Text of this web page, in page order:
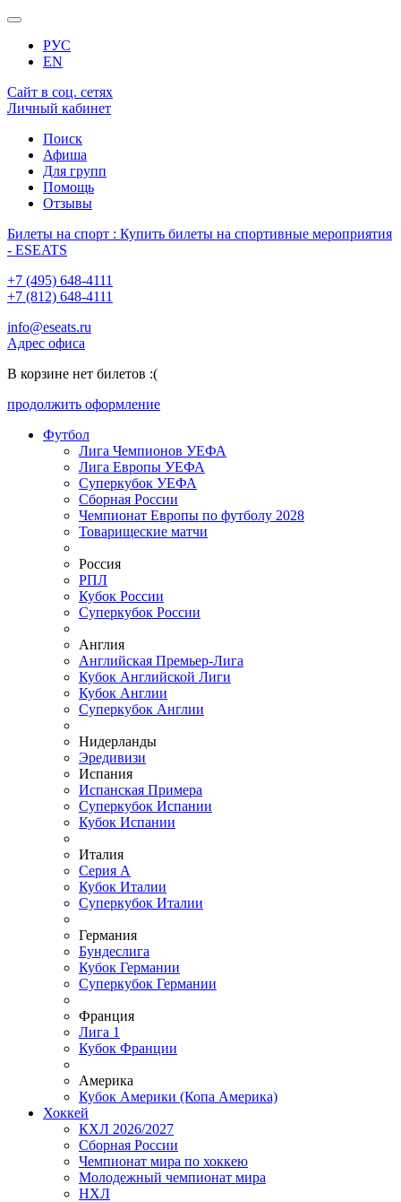
РУС
EN
Сайт в соц. сетях
Личный кабинет
Поиск
Афиша
Для групп
Помощь
Отзывы
Билеты на спорт : Купить билеты на спортивные мероприятия
- ESEATS
+7 (495) 648-4111
+7 (812) 648-4111
info@eseats.ru
Адрес офиса
В корзине нет билетов :(
продолжить оформление
Футбол
Лига Чемпионов УЕФА
Лига Европы УЕФА
Суперкубок УЕФА
Сборная России
Чемпионат Европы по футболу 2028
Товарищеские матчи
Россия
РПЛ
Кубок России
Суперкубок России
Англия
Английская Премьер-Лига
Кубок Английской Лиги
Кубок Англии
Суперкубок Англии
Нидерланды
Эредивизи
Испания
Испанская Примера
Суперкубок Испании
Кубок Испании
Италия
Серия А
Кубок Италии
Суперкубок Италии
Германия
Бундеслига
Кубок Германии
Суперкубок Германии
Франция
Лига 1
Кубок Франции
Америка
Кубок Америки (Копа Америка)
Хоккей
КХЛ 2026/2027
Сборная России
Чемпионат мира по хоккею
Молодежный чемпионат мира
НХЛ